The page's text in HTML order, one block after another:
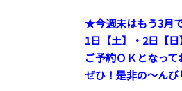
★今週末はもう3月
1日【土】・2日【
ご予約ＯＫとなって
ぜひ！是非の～んび